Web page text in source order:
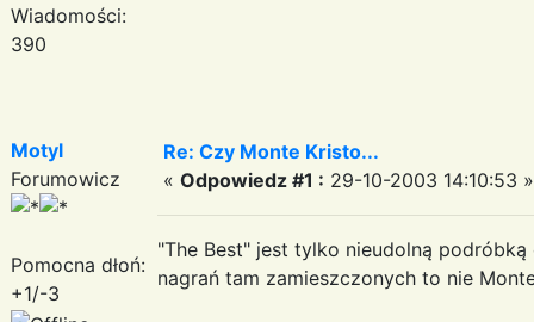
Wiadomości:
390
Motyl
Forumowicz
Pomocna dłoń:
+1/-3
Re: Czy Monte Kristo...
« Odpowiedz #1 : 29-10-2003 14:10:53 »
"The Best" jest tylko nieudolną
nagrań tam zamieszczonych to nie